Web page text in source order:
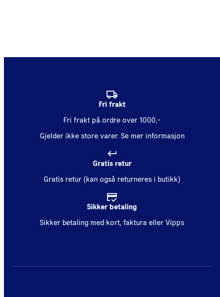
Fri frakt
Fri frakt på ordre over 1000,-
Gjelder ikke store varer. Se mer informasjon
Gratis retur
Gratis retur (kan også returneres i butikk)
Sikker betaling
Sikker betaling med kort, faktura eller Vipps